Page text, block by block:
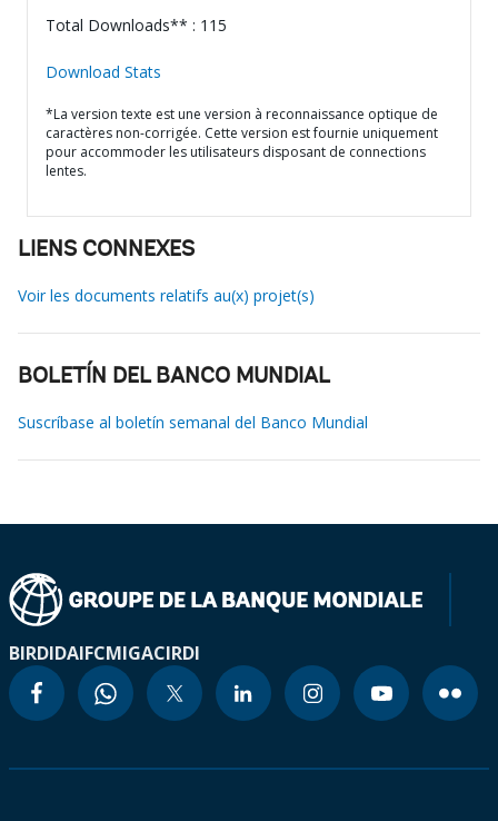
Total Downloads** : 115
Download Stats
*La version texte est une version à reconnaissance optique de
caractères non-corrigée. Cette version est fournie uniquement
pour accommoder les utilisateurs disposant de connections
lentes.
LIENS CONNEXES
Voir les documents relatifs au(x) projet(s)
BOLETÍN DEL BANCO MUNDIAL
Suscríbase al boletín semanal del Banco Mundial
BIRDIDAIFCMIGACIRDI